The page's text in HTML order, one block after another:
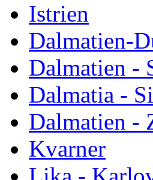
Istrien
Dalmatien-
Dalmatien -
Dalmatia -
Dalmatien -
Kvarner